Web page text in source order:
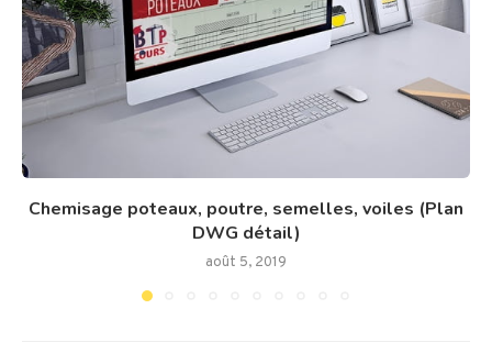
Chemisage poteaux, poutre, semelles, voiles (Plan
DWG détail)
août 5, 2019